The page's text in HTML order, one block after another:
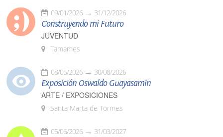
09/01/2026 31/12/2026
Construyendo mi Futuro
JUVENTUD
Tamames
08/05/2026 30/08/2026
Exposición Oswaldo Guayasamín
ARTE / EXPOSICIONES
Santa Marta de Tormes
05/06/2026 31/03/2027